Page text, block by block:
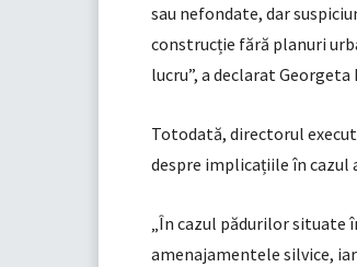
sau nefondate, dar
construcție fără planuri
lucru”, a declarat Georgeta
Totodată, directorul
despre implicațiile în
„În cazul pădurilor situate
amenajamentele silvice,